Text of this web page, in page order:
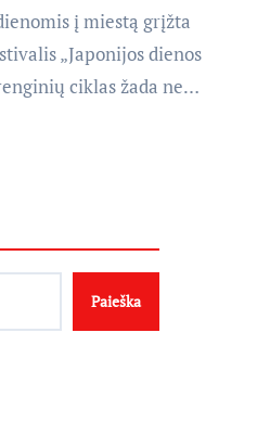
į miestą grįžta
„Japonijos dienos
ciklas žada ne…
Paieška